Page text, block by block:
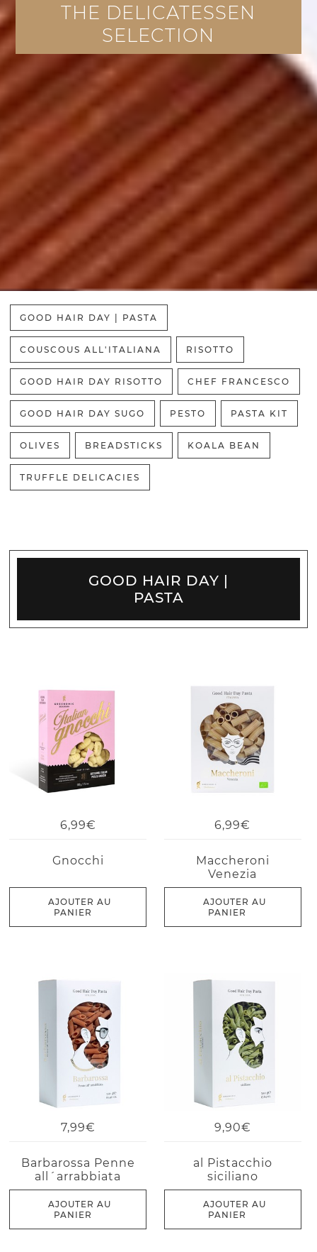
THE DELICATESSEN
SELECTION
GOOD HAIR DAY | PASTA
COUSCOUS ALL'ITALIANA RISOTTO
GOOD HAIR DAY RISOTTO CHEF FRANCESCO
GOOD HAIR DAY SUGO PESTO PASTA KIT
OLIVES BREADSTICKS KOALA BEAN
TRUFFLE DELICACIES
GOOD HAIR DAY |
PASTA
6,99€
Gnocchi
AJOUTER AU
PANIER
6,99€
Maccheroni
Venezia
AJOUTER AU
PANIER
7,99€
Barbarossa Penne
all´arrabbiata
AJOUTER AU
PANIER
9,90€
al Pistacchio
siciliano
AJOUTER AU
PANIER